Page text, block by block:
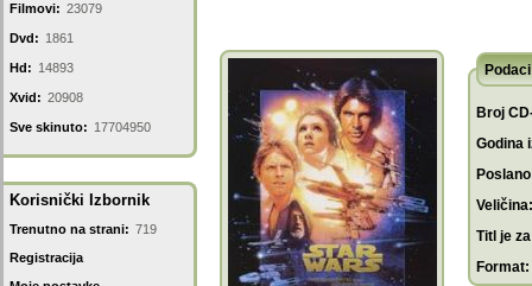
Filmovi: 23079
Dvd: 1861
Hd: 14893
Xvid: 20908
Sve skinuto: 17704950
Korisnički Izbornik
Trenutno na strani: 719
Registracija
Broj
Godina
Veličina:
Titl je
Format: